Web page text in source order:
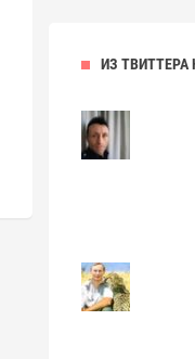
ИЗ ТВИТТЕРА